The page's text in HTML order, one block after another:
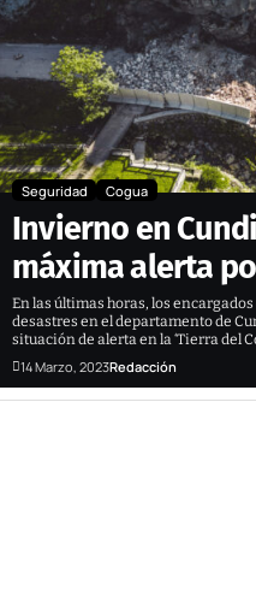
Seguridad Cogua
Invierno en
máxima alerta
En las últimas horas, los
desastres en el departamento de
situación de alerta en la ‘Tierra del
14 Marzo, 2023Redacción